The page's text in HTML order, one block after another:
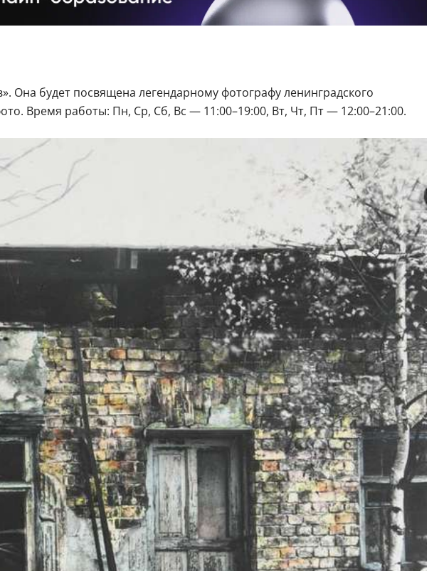
Она будет посвящена легендарному фотографу ленинградского
Время работы: Пн, Ср, Сб, Вс — 11:00–19:00, Вт, Чт, Пт — 12:00–21:00.